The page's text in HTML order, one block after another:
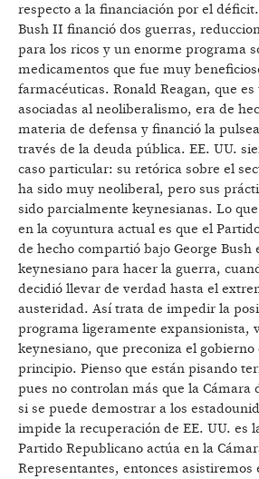
respecto a la financiación por el
Bush II financió dos guerras,
para los ricos y un enorme programa
medicamentos que fue muy
farmacéuticas. Ronald Reagan, que
asociadas al neoliberalismo, era de
materia de defensa y financió la
través de la deuda pública. EE. UU.
caso particular: su retórica sobre el
ha sido muy neoliberal, pero sus
sido parcialmente keynesianas. Lo
en la coyuntura actual es que el
de hecho compartió bajo George Bush
keynesiano para hacer la guerra,
decidió llevar de verdad hasta el
austeridad. Así trata de impedir la
programa ligeramente expansionista,
keynesiano, que preconiza el
principio. Pienso que están pisando
pues no controlan más que la Cámara
si se puede demostrar a los
impide la recuperación de EE. UU. es
Partido Republicano actúa en la
Representantes, entonces asistiremos